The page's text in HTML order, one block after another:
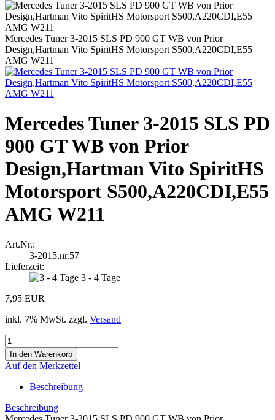
Mercedes Tuner 3-2015 SLS PD 900 GT WB von Prior
Design,Hartman Vito SpiritHS Motorsport S500,A220CDI,E55
AMG W211
Mercedes Tuner 3-2015 SLS PD
900 GT WB von Prior
Design,Hartman Vito SpiritHS
Motorsport S500,A220CDI,E55
AMG W211
Art.Nr.:
3-2015,nr.57
Lieferzeit:
3 - 4 Tage
7,95 EUR
inkl. 7% MwSt. zzgl. Versand
Auf den Merkzettel
Beschreibung
Beschreibung